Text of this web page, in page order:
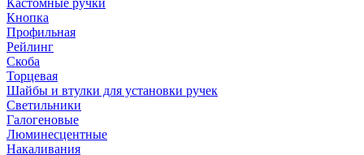
Кастомные ручки
Кнопка
Профильная
Рейлинг
Скоба
Торцевая
Шайбы и втулки для установки ручек
Светильники
Галогеновые
Люминесцентные
Накаливания